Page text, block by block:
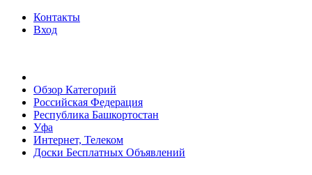
Контакты
Вход
Обзор Категорий
Российская Федерация
Республика Башкортостан
Уфа
Интернет, Телеком
Доски Бесплатных Объявлений